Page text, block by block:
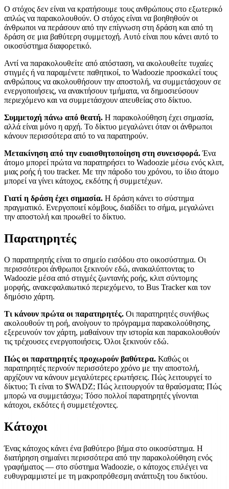
Ο στόχος δεν είναι να κρατήσουμε τους ανθρώπους στο εξωτερικό
απλώς να παρακολουθούν. Ο στόχος είναι να βοηθηθούν οι
άνθρωποι να περάσουν από την επίγνωση στη δράση και από τη
δράση σε μια βαθύτερη συμμετοχή. Αυτό είναι που κάνει αυτό το
οικοσύστημα διαφορετικό.
Αντί να παρακολουθείτε από απόσταση, να ακολουθείτε τυχαίες
στιγμές ή να παραμένετε παθητικοί, το Wadoozie προσκαλεί τους
ανθρώπους να ακολουθήσουν την αποστολή, να συμμετάσχουν σε
ενεργοποιήσεις, να ανακτήσουν τμήματα, να δημοσιεύσουν
περιεχόμενο και να συμμετάσχουν απευθείας στο δίκτυο.
Συμμετοχή πάνω από θεατή. Η παρακολούθηση έχει σημασία,
αλλά είναι μόνο η αρχή. Το δίκτυο μεγαλώνει όταν οι άνθρωποι
κάνουν περισσότερα από το να παρατηρούν.
Μετακίνηση από την ευαισθητοποίηση στη συνεισφορά.Ένα
άτομο μπορεί πρώτα να παρατηρήσει το Wadoozie μέσω ενός κλιπ,
μιας ροής ή του tracker. Με την πάροδο του χρόνου, το ίδιο άτομο
μπορεί να γίνει κάτοχος, εκδότης ή συμμετέχων.
Γιατί η δράση έχει σημασία. Η δράση κάνει το σύστημα
πραγματικό. Ενεργοποιεί κόμβους, διαδίδει το σήμα, μεγαλώνει
την αποστολή και προωθεί το δίκτυο.
Παρατηρητές
Ο παρατηρητής είναι το σημείο εισόδου στο οικοσύστημα. Οι
περισσότεροι άνθρωποι ξεκινούν εδώ, ανακαλύπτοντας το
Wadoozie μέσα από στιγμές ζωντανής ροής, κλιπ σύντομης
μορφής, ανακεφαλαιωτικό περιεχόμενο, το Bus Tracker και τον
δημόσιο χάρτη.
Τι κάνουν πρώτα οι παρατηρητές. Οι παρατηρητές συνήθως
ακολουθούν τη ροή, ανοίγουν το πρόγραμμα παρακολούθησης,
εξερευνούν τον χάρτη, μαθαίνουν την ιστορία και παρακολουθούν
τις τρέχουσες ενεργοποιήσεις. Όλοι ξεκινούν εδώ.
Πώς οι παρατηρητές προχωρούν βαθύτερα. Καθώς οι
παρατηρητές περνούν περισσότερο χρόνο με την αποστολή,
αρχίζουν να κάνουν μεγαλύτερες ερωτήσεις. Πώς λειτουργεί το
δίκτυο; Τι είναι το $WADZ; Πώς λειτουργούν τα θραύσματα; Πώς
μπορώ να συμμετάσχω; Τόσο πολλοί παρατηρητές γίνονται
κάτοχοι, εκδότες ή συμμετέχοντες.
Κάτοχοι
Ένας κάτοχος κάνει ένα βαθύτερο βήμα στο οικοσύστημα. Η
διατήρηση σημαίνει περισσότερα από την παρακολούθηση ενός
γραφήματος — στο σύστημα Wadoozie, ο κάτοχος επιλέγει να
ευθυγραμμιστεί με τη μακροπρόθεσμη ανάπτυξη του δικτύου.